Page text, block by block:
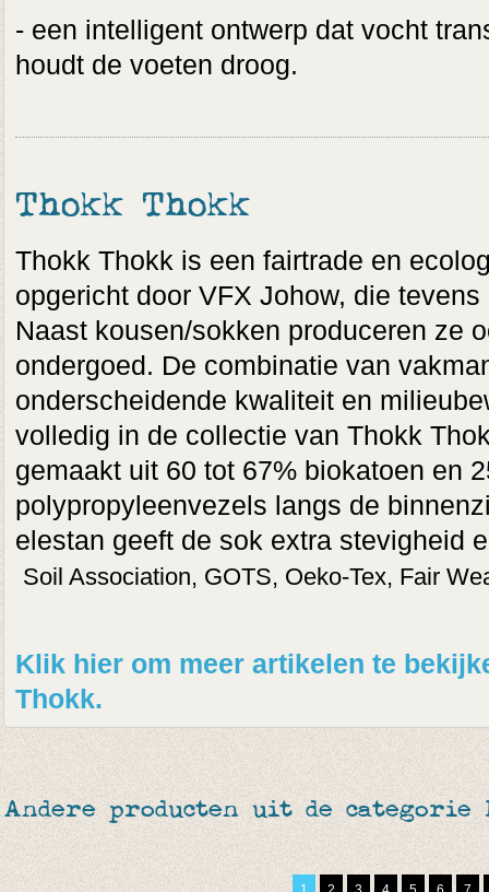
- een intelligent ontwerp dat vocht
houdt de voeten droog.
Thokk Thokk
Thokk Thokk is een fairtrade en
opgericht door VFX Johow, die
Naast kousen/sokken produceren ze
ondergoed. De combinatie van
onderscheidende kwaliteit en
volledig in de collectie van Thokk
gemaakt uit 60 tot 67% biokatoen en
polypropyleenvezels langs de
elestan geeft de sok extra stevigheid
Soil Association, GOTS, Oeko-Tex, Fair
Klik hier om meer artikelen te
Thokk.
Andere producten uit de categorie